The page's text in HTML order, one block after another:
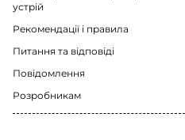
устрій
Рекомендації i правила
Питання та відповіді
Повідомлення
Розробникам